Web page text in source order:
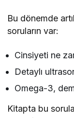
Bu dönemde
soruların var:
Cinsiyeti ne
Detaylı
Omega-3,
Kitapta bu